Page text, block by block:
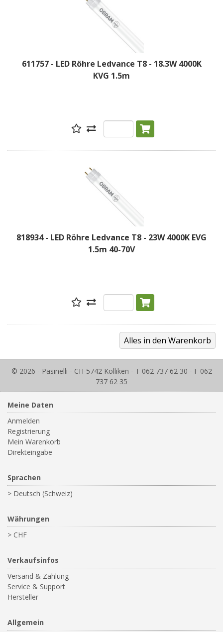
611757 - LED Röhre Ledvance T8 - 18.3W 4000K
KVG 1.5m
818934 - LED Röhre Ledvance T8 - 23W 4000K EVG
1.5m 40-70V
© 2026 - Pasinelli - CH-5742 Kölliken - T 062 737 62 30 - F 062
737 62 35
Meine Daten
Anmelden
Registrierung
Mein Warenkorb
Direkteingabe
Sprachen
> Deutsch (Schweiz)
Währungen
> CHF
Verkaufsinfos
Versand & Zahlung
Service & Support
Hersteller
Allgemein